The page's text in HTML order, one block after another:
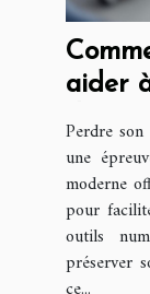
aider
Perdre
une
moderne
pour
outils
préserver